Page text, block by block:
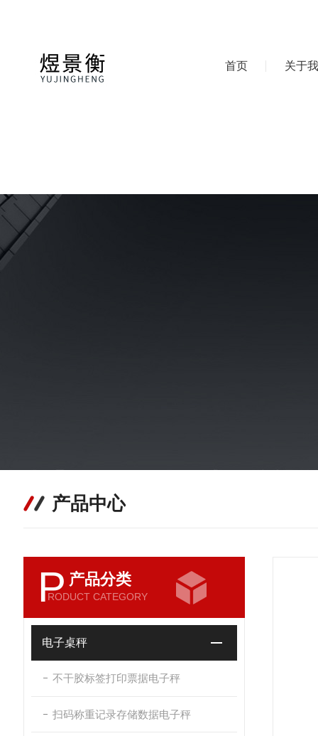
首页 关于
产品中心
P 产品分类
RODUCT CATEGORY
电子桌秤
不干胶标签打印票据电子秤
扫码称重记录存储数据电子秤